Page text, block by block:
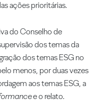
ações prioritárias.
do Conselho de
dos temas da
dos temas ESG no
menos, por duas vezes
aos temas ESG, a
e o relato.